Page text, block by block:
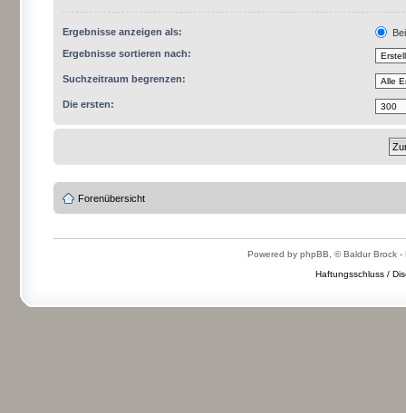
Ergebnisse anzeigen als:
Ergebnisse sortieren nach:
Suchzeitraum begrenzen:
Die ersten:
Forenübersicht
Powered by phpBB, © Baldur Brock -
Haftungsschluss /